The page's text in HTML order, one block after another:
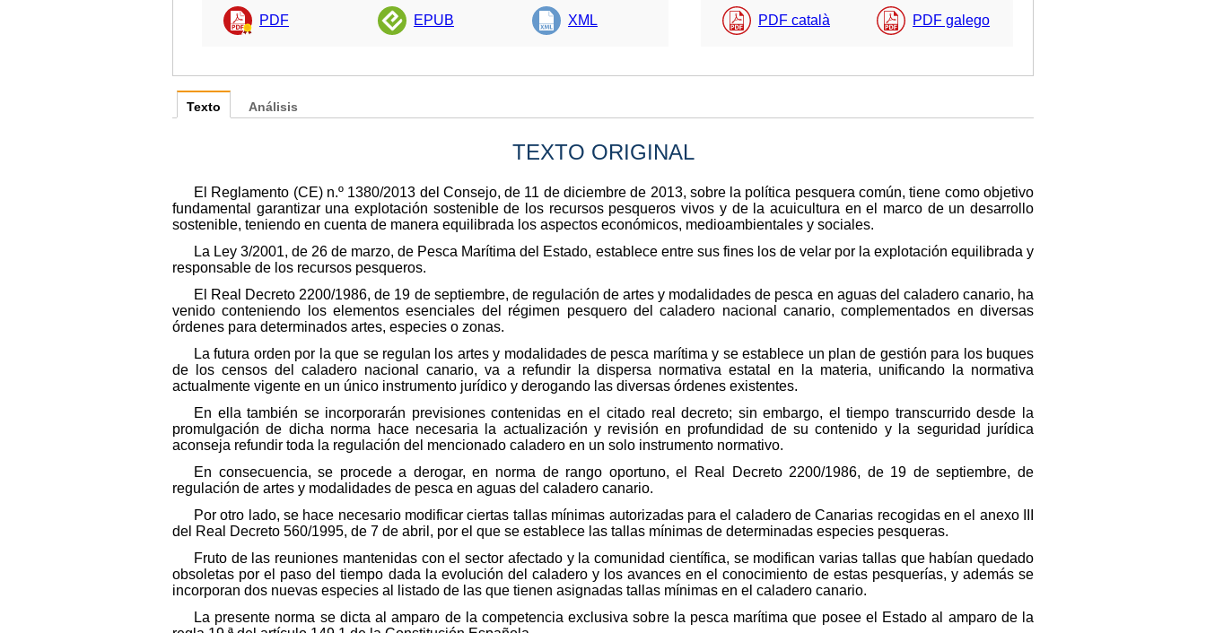
PDF EPUB XML PDF català PDF galego
Texto
TEXTO ORIGINAL
El Reglamento (CE) n.º 1380/2013 del Consejo, de 11 de diciembre de 2013, sobre la política pesquera común, tiene como objetivo
fundamental garantizar una explotación sostenible de los recursos pesqueros vivos y de la acuicultura en el marco de un desarrollo
sostenible, teniendo en cuenta de manera equilibrada los aspectos económicos, medioambientales y sociales.
La Ley 3/2001, de 26 de marzo, de Pesca Marítima del Estado, establece entre sus fines los de velar por la explotación equilibrada y
responsable de los recursos pesqueros.
El Real Decreto 2200/1986, de 19 de septiembre, de regulación de artes y modalidades de pesca en aguas del caladero canario, ha
venido conteniendo los elementos esenciales del régimen pesquero del caladero nacional canario, complementados en diversas
órdenes para determinados artes, especies o zonas.
La futura orden por la que se regulan los artes y modalidades de pesca marítima y se establece un plan de gestión para los buques
de los censos del caladero nacional canario, va a refundir la dispersa normativa estatal en la materia, unificando la normativa
actualmente vigente en un único instrumento jurídico y derogando las diversas órdenes existentes.
En ella también se incorporarán previsiones contenidas en el citado real decreto; sin embargo, el tiempo transcurrido desde la
promulgación de dicha norma hace necesaria la actualización y revisión en profundidad de su contenido y la seguridad jurídica
aconseja refundir toda la regulación del mencionado caladero en un solo instrumento normativo.
En consecuencia, se procede a derogar, en norma de rango oportuno, el Real Decreto 2200/1986, de 19 de septiembre, de
regulación de artes y modalidades de pesca en aguas del caladero canario.
Por otro lado, se hace necesario modificar ciertas tallas mínimas autorizadas para el caladero de Canarias recogidas en el anexo III
del Real Decreto 560/1995, de 7 de abril, por el que se establece las tallas mínimas de determinadas especies pesqueras.
Fruto de las reuniones mantenidas con el sector afectado y la comunidad científica, se modifican varias tallas que habían quedado
obsoletas por el paso del tiempo dada la evolución del caladero y los avances en el conocimiento de estas pesquerías, y además se
incorporan dos nuevas especies al listado de las que tienen asignadas tallas mínimas en el caladero canario.
La presente norma se dicta al amparo de la competencia exclusiva sobre la pesca marítima que posee el Estado al amparo de la
Análisis